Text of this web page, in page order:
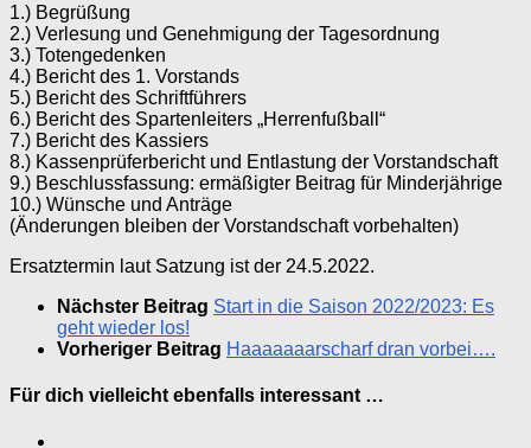
1.) Begrüßung
2.) Verlesung und Genehmigung der Tagesordnung
3.) Totengedenken
4.) Bericht des 1. Vorstands
5.) Bericht des Schriftführers
6.) Bericht des Spartenleiters „Herrenfußball“
7.) Bericht des Kassiers
8.) Kassenprüferbericht und Entlastung der Vorstandschaft
9.) Beschlussfassung: ermäßigter Beitrag für Minderjährige
10.) Wünsche und Anträge
(Änderungen bleiben der Vorstandschaft vorbehalten)
Ersatztermin laut Satzung ist der 24.5.2022.
Nächster Beitrag Start in die Saison 2022/2023: Es
geht wieder los!
Vorheriger Beitrag Haaaaaaarscharf dran vorbei….
Für dich vielleicht ebenfalls interessant …